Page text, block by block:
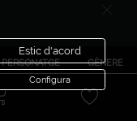
PERSONATGE GÈNERE
Estic d'acord
Configura